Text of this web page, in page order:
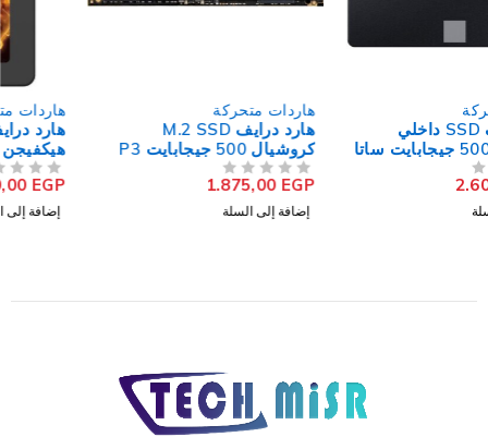
هاردات متحركة
هارد درايف M.2 SSD
كروشيال 500 جيجابايت P3
NVMe PCIe
EGP
إضافة إلى السلة
هاردات متحركة
هيكفيجن 256 جيجابايت ساتا
2.5 بوصة Desire
EGP
إضافة إلى السلة